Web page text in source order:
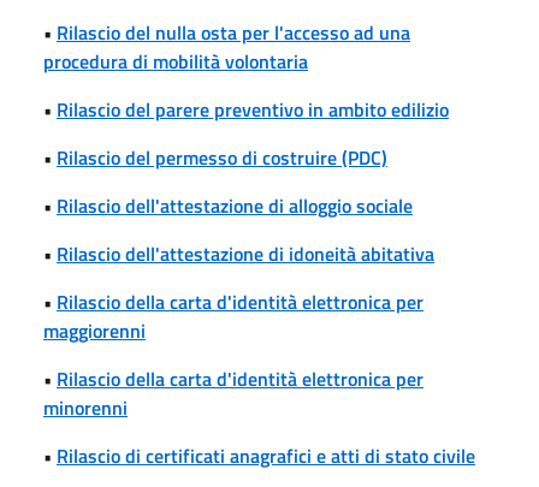
• Rilascio del nulla osta per l'accesso ad una
procedura di mobilità volontaria
• Rilascio del parere preventivo in ambito edilizio
• Rilascio del permesso di costruire (PDC)
• Rilascio dell'attestazione di alloggio sociale
• Rilascio dell'attestazione di idoneità abitativa
• Rilascio della carta d'identità elettronica per
maggiorenni
• Rilascio della carta d'identità elettronica per
minorenni
• Rilascio di certificati anagrafici e atti di stato civile